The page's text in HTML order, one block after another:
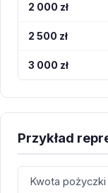
2 000 zł
2 500 zł
3 000 zł
Przykład
Kwota pożyczki